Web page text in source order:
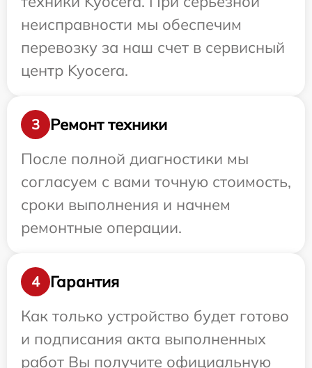
неисправности мы обеспечим
перевозку за наш счет в сервисный
центр Kyocera.
3
Ремонт техники
После полной диагностики мы
согласуем с вами точную стоимость,
сроки выполнения и начнем
ремонтные операции.
4
Гарантия
Как только устройство будет готово
и подписания акта выполненных
работ Вы получите официальную